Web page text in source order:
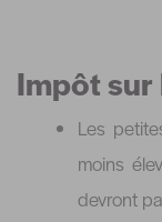
Impôt sur
Les
moins
devront